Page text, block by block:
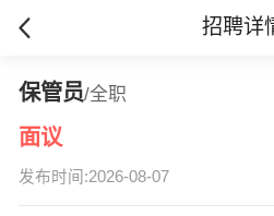
招聘详
保管员/全职
面议
发布时间:2026-08-07